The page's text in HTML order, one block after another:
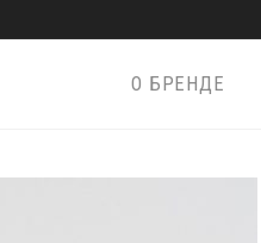
О БРЕНДЕ